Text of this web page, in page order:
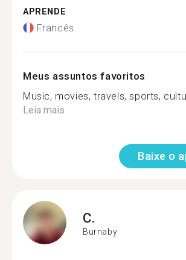
APRENDE
Francês
Meus assuntos favoritos
Music, movies, travels, sports,
Leia mais
Baixe o
C.
Burnaby